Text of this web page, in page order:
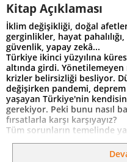
Kitap Açıklaması
İklim değişikliği, doğal
gerginlikler, hayat
güvenlik, yapay zekâ...
Türkiye ikinci yüzyılına
altında girdi.
krizler belirsizliği besliyor.
değişirken pandemi,
yaşayan Türkiye'nin
gerekiyor. Peki bunu nasıl
fırsatlarla karşı karşıyayız?
Tüm sorunların temelinde
nelere mal oluyor? Kişi
ütopya mı, sisin ardındaki